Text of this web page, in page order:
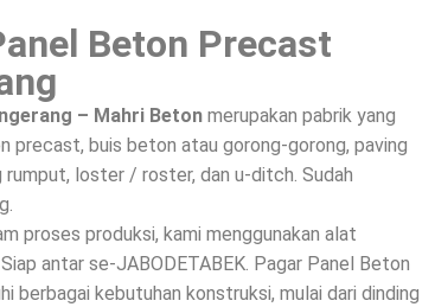
Beton Precast
– Mahri Beton merupakan pabrik yang
precast, buis beton atau gorong-gorong, paving
loster / roster, dan u-ditch. Sudah
proses produksi, kami menggunakan alat
antar se-JABODETABEK. Pagar Panel Beton
berbagai kebutuhan konstruksi, mulai dari dinding